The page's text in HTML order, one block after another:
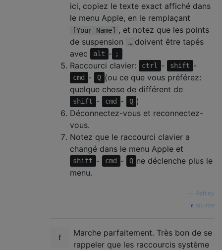
ici, copiez le texte exact affiché dans
le menu Apple, en le remplaçant
[Your Name] , et notez que les points
de suspension
… doivent être tapés
avec
alt - ;
Raccourci clavier: ctrl - shift -
cmd - Q (ou ce que vous préférez:
quelque chose de différent de
shift - cmd - Q )
Déconnectez-vous et reconnectez-
vous.
Notez que le raccourci clavier a
changé dans le menu Apple et
shift - cmd - Q ne déclenche plus le
menu.
Ashley
source
Marche parfaitement. Très bon de se
rappeler que les raccourcis système